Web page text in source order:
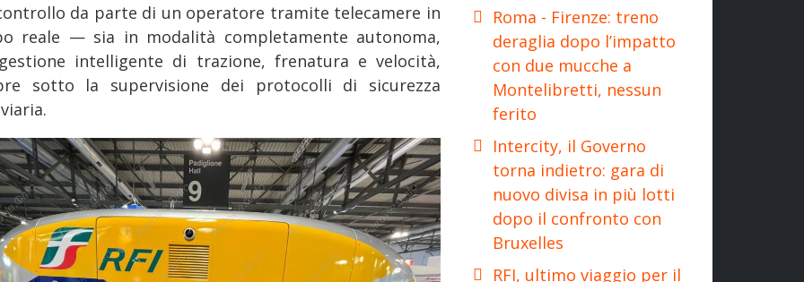
da parte di un operatore tramite telecamere in
reale — sia in modalità completamente autonoma,
intelligente di trazione, frenatura e velocità,
sotto la supervisione dei protocolli di sicurezza
Roma - Firenze: treno
deraglia dopo l’impatto
con due mucche a
Montelibretti, nessun
ferito
Intercity, il Governo
torna indietro: gara di
nuovo divisa in più lotti
dopo il confronto con
Bruxelles
RFI, ultimo viaggio per il